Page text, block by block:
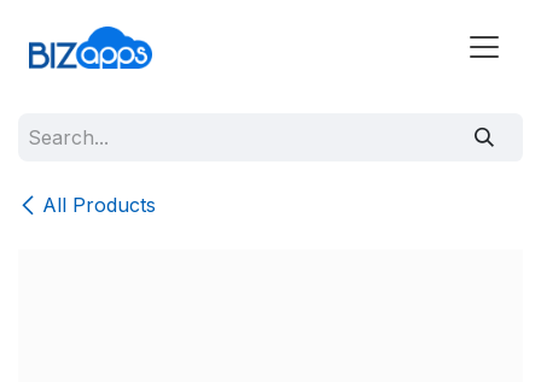
All Products